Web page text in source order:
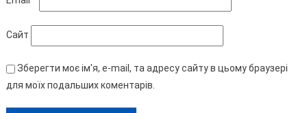
Сайт
Зберегти моє ім'я, e-mail, та адресу сайту в цьому браузері
для моїх подальших коментарів.